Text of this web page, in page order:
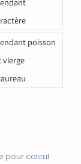
poisson
vierge
pour calcul